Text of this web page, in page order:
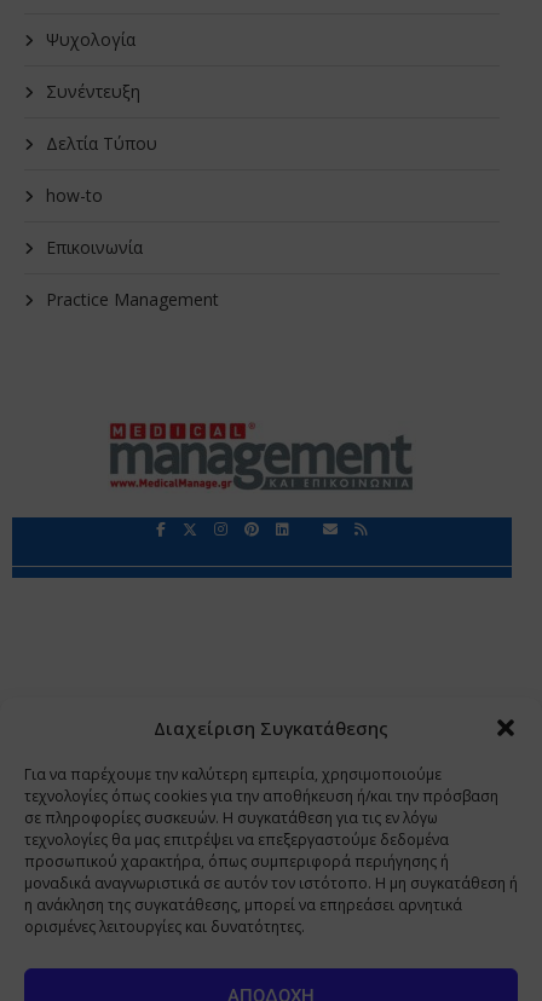
Διαχείριση Συγκατάθεσης
Για να παρέχουμε την καλύτερη εμπειρία, χρησιμοποιούμε
τεχνολογίες όπως cookies για την αποθήκευση ή/και την πρόσβαση
σε πληροφορίες συσκευών. Η συγκατάθεση για τις εν λόγω
τεχνολογίες θα μας επιτρέψει να επεξεργαστούμε δεδομένα
προσωπικού χαρακτήρα, όπως συμπεριφορά περιήγησης ή
μοναδικά αναγνωριστικά σε αυτόν τον ιστότοπο. Η μη συγκατάθεση ή
η ανάκληση της συγκατάθεσης, μπορεί να επηρεάσει αρνητικά
ορισμένες λειτουργίες και δυνατότητες.
ΑΠΟΔΟΧΉ
Ψυχολογία
Συνέντευξη
Δελτία Τύπου
how-to
Επικοινωνία
Practice Management
Copyright 2009 - 2026 © Χαραμή Α.Ε.
www.PharmaManage.gr • www.HealthExpo.gr • www.YO.gr
•
www.GreekShares.com • www.eLearning-
PharmaManage.gr • www.Charami-SA.gr
Με την παραμονή σας σε αυτή δηλώνετε,